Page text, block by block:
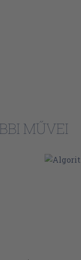
MŰVEI